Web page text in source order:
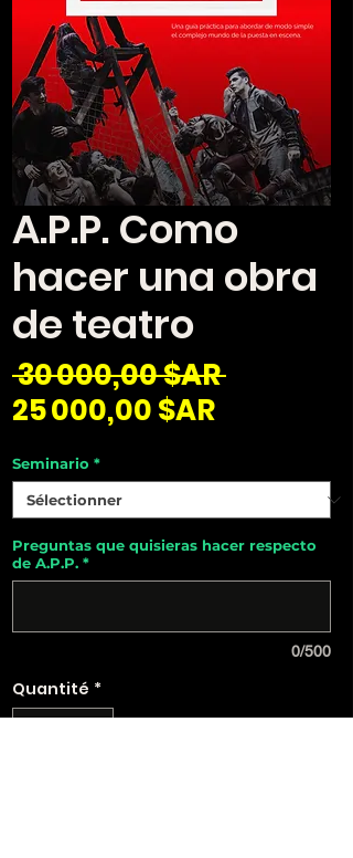
A.P.P. Como
hacer una obra
de teatro
30 000,00 $AR Prix
25 000,00 $ARPrix
Seminario *
Preguntas que quisieras hacer respecto
de A.P.P. *
0/500
Quantité *